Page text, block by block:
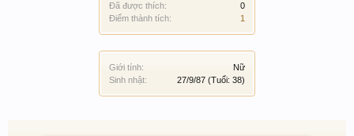
Đã được thích:
0
Điểm thành tích:
1
Giới tính:
Nữ
Sinh nhật:
27/9/87 (Tuổi: 38)